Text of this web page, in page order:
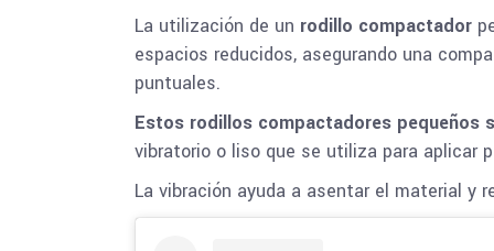
La utilización de un rodillo compactador
espacios reducidos, asegurando una
puntuales.
Estos rodillos compactadores pequeños
vibratorio o liso que se utiliza para aplicar
La vibración ayuda a asentar el material y